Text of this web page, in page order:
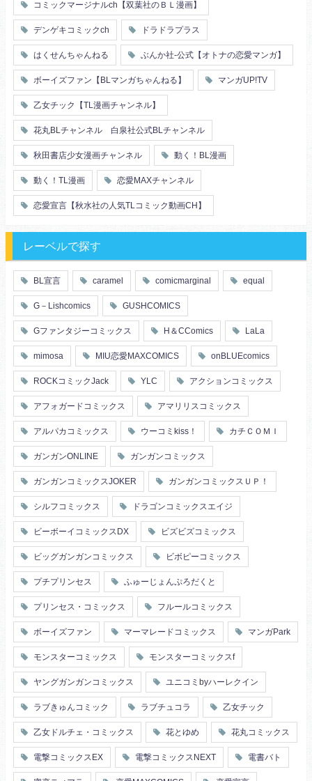
泥酔
絶倫
複数プレイ
催眠
友情・仲間
浴衣・和服
コミックマージナルch【双葉社のＢＬ漫画】
デンゲキコミックch ドラドラプラス
はくせんちゃんねる ぶんか社-公式【オトナの恋愛マンガ】
ボーイズファン【BLマンガちゃんねる】 マンガUP!TV
乙女チック【TL漫画チャンネル】
花丸BLチャンネル 白泉社公式BLチャンネル
秋田書店少女漫画チャンネル 動く！BL漫画
動く！TL漫画 恋愛MAXチャンネル
恋愛宣言【秋水社の人気TLコミック動画CH】
レーベルで探す
BL宣言 caramel comicmarginal equal
G－Lishcomics GUSHCOMICS
Gファンタジーコミックス H＆CComics LaLa
mimosa MIU恋愛MAXCOMICS onBLUEcomics
ROCKコミックJack YLC アクションコミックス
アフォガードコミックス アマリリスコミックス
アルパカコミックス ウーコミkiss！ カチＣＯＭＩ
ガンガンONLINE ガンガンコミックス
ガンガンコミックスJOKER ガンガンコミックスＵＰ！
シルフコミックス ドラゴンコミックスエイジ
ビーボーイコミックスDX ビズビズコミックス
ビッグガンガンコミックス ビボピーコミックス
プチプリンセス ふゅーじょんぷろだくと
プリンセス・コミックス フルールコミックス
ボーイズファン マーマレードコミックス マンガPark
モンスターコミックス モンスターコミックスf
ヤングガンガンコミックス ユニコミbyハーレクイン
ラブきゅんコミック ラブチュコラ 乙女チック
乙女ドルチェ・コミックス 花とゆめ 花丸コミックス
電撃コミックスEX 電撃コミックスNEXT 電書バト